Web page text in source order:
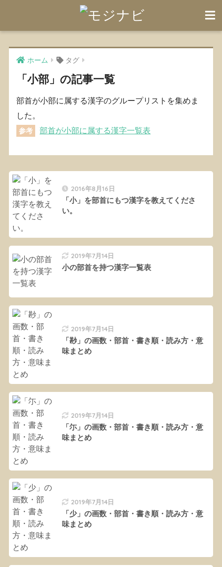
ホーム タグ
「小部」の記事一覧
部首が小部に属する漢字のグループリストを集めま
した。
参考 部首が小部に属する漢字一覧表
2016年8月16日
「小」を部首にもつ漢字を教えてくださ
い。
2019年7月14日
小の部首を持つ漢字一覧表
2019年7月14日
「尠」の画数・部首・書き順・読み方・意
味まとめ
2019年7月14日
「尓」の画数・部首・書き順・読み方・意
味まとめ
2019年7月14日
「少」の画数・部首・書き順・読み方・意
味まとめ